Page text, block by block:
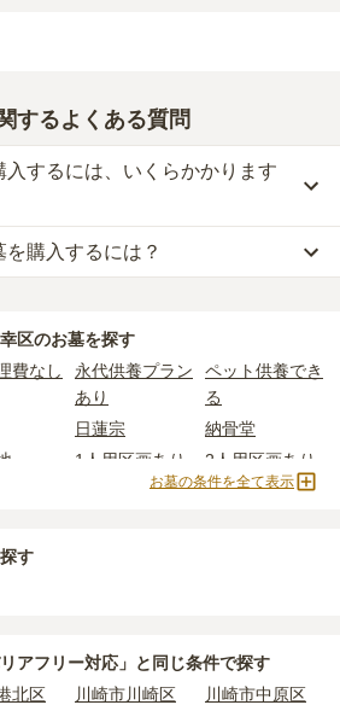
するよくある質問
入するには、いくらかかります
目安は、一般墓が約194万円、納骨堂が
75万円です。
。
代使用料の平均は27万円 で、墓石代は
神奈
。いずれも区画の広さや墓石の大きさ・
墓は、基本的に墓石代がかからず、永代
新しく建てた際に行う儀式のための費
かります。
費。契約後、毎年発生するケースがあり
購入するには？
」と呼ばれるタイプです。個別のお墓に
手間がかからないため、費用が安く設定
5万円〜30万円程度です。
めです。
区のお墓を探す
費なし
永代供養プラン
あり
ペット供養でき
る
日蓮宗
納骨堂
1人用区画あり 2人用区画あり
お墓の条件を全て表示
す
リアフリー対応」と 同じ条件で探す
北区 川崎市川崎区 川崎市中原区